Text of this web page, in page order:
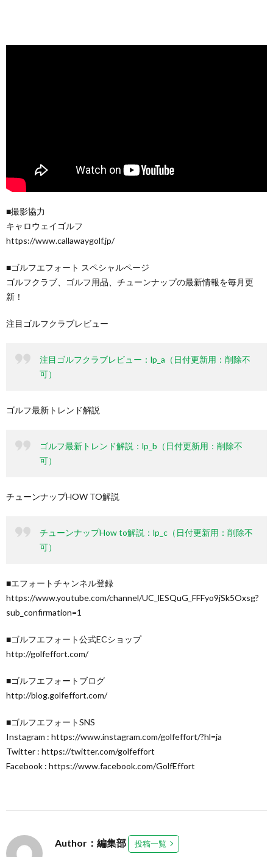
■撮影協力
キャロウェイゴルフ
https://www.callawaygolf.jp/
■ゴルフエフォート スペシャルページ
ゴルフクラブ、ゴルフ用品、チューンナップの最新情報を毎月更
新！
注目ゴルフクラブレビュー
注目ゴルフクラブレビュー：lp_a（日付更新用：削除不
可）
ゴルフ最新トレンド解説
ゴルフ最新トレンド解説：lp_b（日付更新用：削除不
可）
チューンナップHOW TO解説
チューンナップHow to解説：lp_c（日付更新用：削除不
可）
■エフォートチャンネル登録
https://www.youtube.com/channel/UC_lESQuG_FFFyo9jSk5Oxsg?
sub_confirmation=1
■ゴルフエフォート公式ECショップ
http://golfeffort.com/
■ゴルフエフォートブログ
http://blog.golfeffort.com/
■ゴルフエフォートSNS
Instagram : https://www.instagram.com/golfeffort/?hl=ja
Twitter : https://twitter.com/golfeffort
Facebook : https://www.facebook.com/GolfEffort
Author：編集部 投稿一覧